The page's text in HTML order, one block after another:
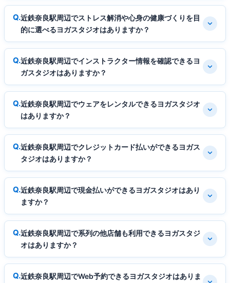
近鉄奈良駅周辺でストレス解消や心身の健康づくりを目
的に選べるヨガスタジオはありますか？
近鉄奈良駅周辺でインストラクター情報を確認できるヨ
ガスタジオはありますか？
近鉄奈良駅周辺でウェアをレンタルできるヨガスタジオ
はありますか？
近鉄奈良駅周辺でクレジットカード払いができるヨガス
タジオはありますか？
近鉄奈良駅周辺で現金払いができるヨガスタジオはあり
ますか？
近鉄奈良駅周辺で系列の他店舗も利用できるヨガスタジ
オはありますか？
近鉄奈良駅周辺でWeb予約できるヨガスタジオはありま